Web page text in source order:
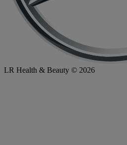
LR Health & Beauty © 2026